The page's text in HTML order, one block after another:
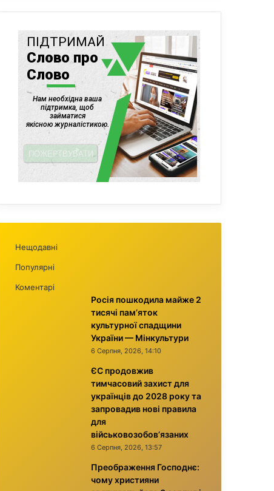
Нещодавні
Популярні
Коментарі
Росія пошкодила майже 2
тисячі пам’яток
культурної спадщини
України — Мінкультури
6 Серпня, 2026, 14:10
ЄС продовжив
тимчасовий захист для
українців до 2028 року та
запровадив нові правила
для
військовозобов’язаних
6 Серпня, 2026, 13:57
Преображення Господнє:
чому християни